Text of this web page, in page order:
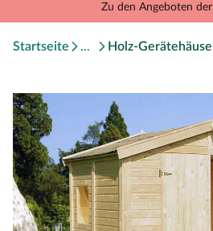
Zu den Angeboten
Startseite Holz-